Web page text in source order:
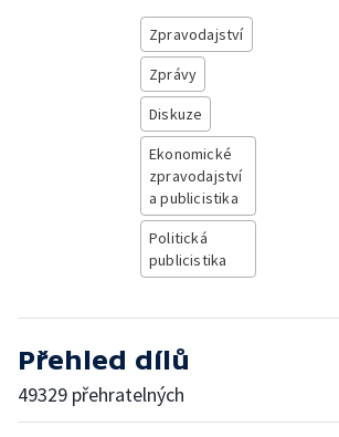
Zpravodajství
Zprávy
Diskuze
Ekonomické
zpravodajství
a publicistika
Politická
publicistika
Přehled dílů
49329 přehratelných